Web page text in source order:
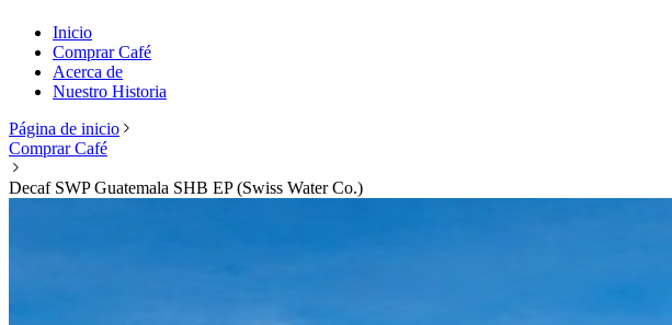
Inicio
Comprar Café
Acerca de
Nuestro Historia
Página de inicio
Comprar Café
Decaf SWP Guatemala SHB EP (Swiss Water Co.)